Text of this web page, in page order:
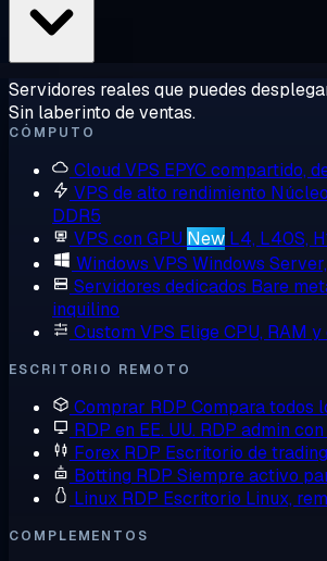
Servidores reales que puedes
Sin laberinto de ventas.
CÓMPUTO
Cloud VPS EPYC compartido,
VPS de alto rendimiento
DDR5
VPS con GPU New L4, L40S,
Windows VPS Windows
Servidores dedicados Bare
inquilino
Custom VPS Elige CPU, RAM
ESCRITORIO REMOTO
Comprar RDP Compara todos
RDP en EE. UU. RDP admin con
Forex RDP Escritorio de
Botting RDP Siempre activo
Linux RDP Escritorio Linux,
COMPLEMENTOS